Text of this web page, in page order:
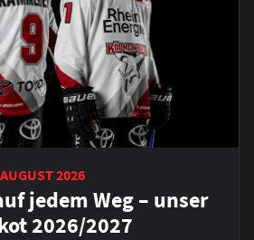
2026
jedem Weg – unser
2026/2027